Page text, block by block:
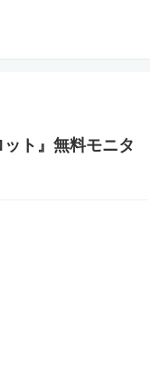
ト』無料モニタ